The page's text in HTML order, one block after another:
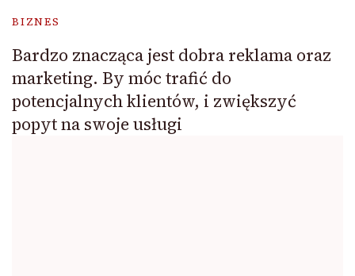
BIZNES
Bardzo znacząca jest dobra reklama oraz
marketing. By móc trafić do
potencjalnych klientów, i zwiększyć
popyt na swoje usługi